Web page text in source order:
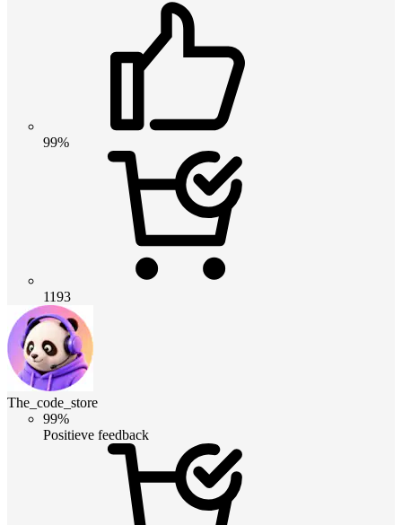
99%
1193
The_code_store
99%
Positieve feedback